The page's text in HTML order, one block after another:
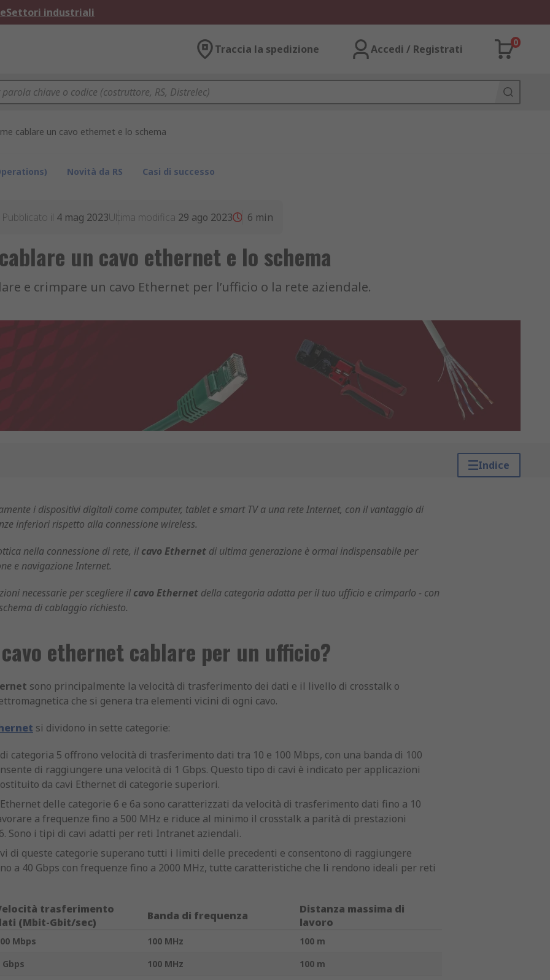
Settori industriali
Traccia la spedizione Accedi / Registrati
0
cablare un cavo ethernet e lo schema
Novità da RS Casi di successo
Pubblicato il 4 mag 2023Ultima modifica 29 ago 2023 6 min
un cavo ethernet e lo schema
e crimpare un cavo Ethernet per l’ufficio o la rete aziendale.
Indice
i dispositivi digitali come computer, tablet e smart TV a una rete Internet, con il vantaggio di
inferiori rispetto alla connessione wireless.
nella connessione di rete, il cavo Ethernet di ultima generazione è ormai indispensabile per
e navigazione Internet.
necessarie per scegliere il cavo Ethernet della categoria adatta per il tuo ufficio e crimparlo - con
di cablaggio richiesto.
ethernet cablare per un ufficio?
sono principalmente la velocità di trasferimento dei dati e il livello di crosstalk o
che si genera tra elementi vicini di ogni cavo.
si dividono in sette categorie:
categoria 5 offrono velocità di trasferimento dati tra 10 e 100 Mbps, con una banda di 100
di raggiungere una velocità di 1 Gbps. Questo tipo di cavi è indicato per applicazioni
da cavi Ethernet di categorie superiori.
delle categorie 6 e 6a sono caratterizzati da velocità di trasferimento dati fino a 10
a frequenze fino a 500 MHz e riduce al minimo il crosstalk a parità di prestazioni
Sono i tipi di cavi adatti per reti Intranet aziendali.
di queste categorie superano tutti i limiti delle precedenti e consentono di raggiungere
a 40 Gbps con frequenze fino a 2000 MHz, tutte caratteristiche che li rendono ideali per reti
trasferimento
(Mbit-Gbit/sec)
Banda di frequenza
Distanza massima di
lavoro
Mbps 100 MHz
100 m
Gbps 100 MHz
100 m